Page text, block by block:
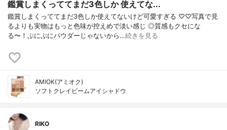
鑑賞しまくっててまだ3色しか 使えてな...
鑑賞しまくっててまだ3色しか使えてないけど可愛すぎる ♡♡写真で見
るよりも実物はもっと色味が控えめで淡い感じ ◎質感もクセにな
る〜！ぷにぷにパウダーじゃないから…続きを見る
AMIOK(アミオク)
ソフトクレイビームアイシャドウ
RIKO